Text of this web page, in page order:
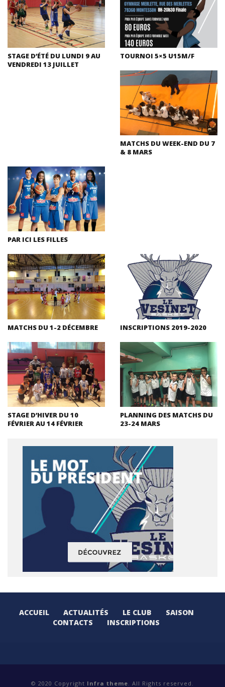
STAGE D’ÉTÉ DU LUNDI 9 AU
VENDREDI 13 JUILLET
TOURNOI 5×5 U15M/F
MATCHS DU WEEK-END DU 7
& 8 MARS
PAR ICI LES FILLES
MATCHS DU 1-2 DÉCEMBRE INSCRIPTIONS 2019-2020
STAGE D’HIVER DU 10
FÉVRIER AU 14 FÉVRIER
PLANNING DES MATCHS DU
23-24 MARS
ACCUEIL ACTUALITÉS LE CLUB
SAISON
CONTACTS
INSCRIPTIONS
© 2020 Copyright Infra theme . All Rights reserved.